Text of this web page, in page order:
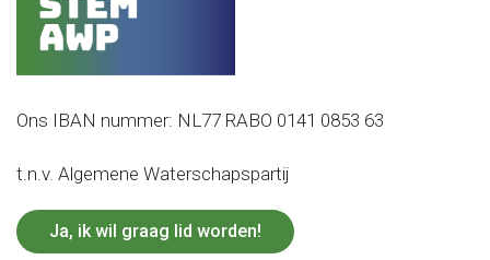
Ons IBAN nummer: NL77 RABO 0141 0853 63
t.n.v. Algemene Waterschapspartij
Ja, ik wil graag lid worden!